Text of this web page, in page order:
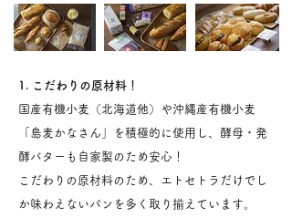
1. こだわりの原材料！
​国産有機小麦（北海道他）や沖縄産有機小麦
「島麦かなさん」を積極的に使用し、酵母・発
酵バターも自家製のため安心！
​こだわりの原材料のため、エトセトラだけでし
か味わえないパンを多く取り揃えています。